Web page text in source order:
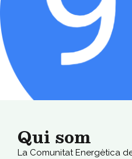
Qui som
La Comunitat Energètica